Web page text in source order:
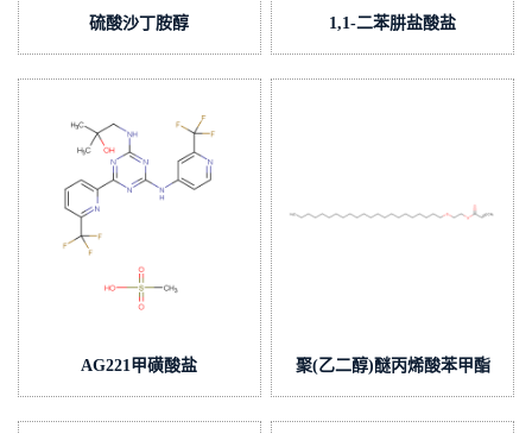
硫酸沙丁胺醇 1,1-二苯肼盐酸盐
AG221甲磺酸盐 聚(乙二醇)醚丙烯酸苯甲酯